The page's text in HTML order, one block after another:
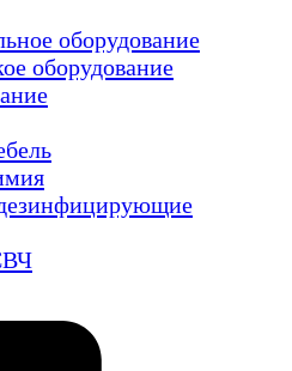
оборудование
оборудование